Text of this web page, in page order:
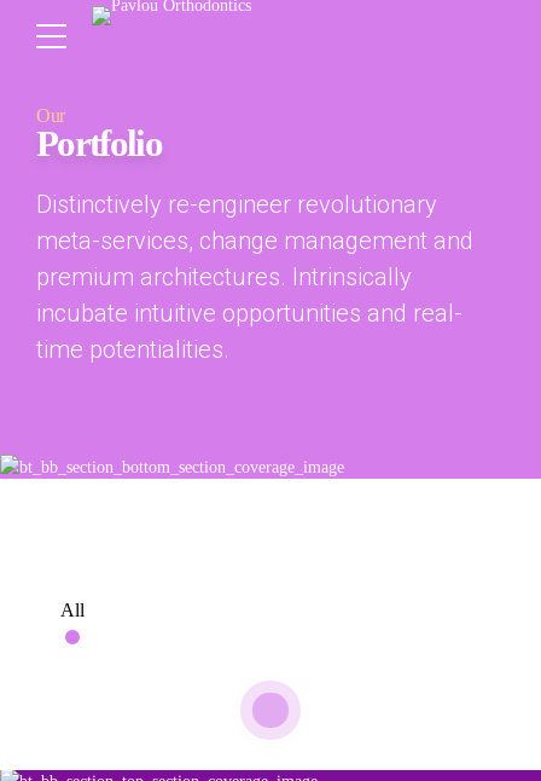
Our
Portfolio
Distinctively re-engineer revolutionary
meta-services, change management and
premium architectures. Intrinsically
incubate intuitive opportunities and real-
time potentialities.
All